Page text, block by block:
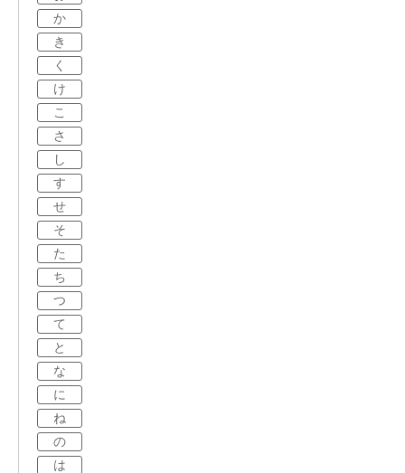
か
き
く
け
こ
さ
し
す
せ
そ
た
ち
つ
て
と
な
に
ね
の
は